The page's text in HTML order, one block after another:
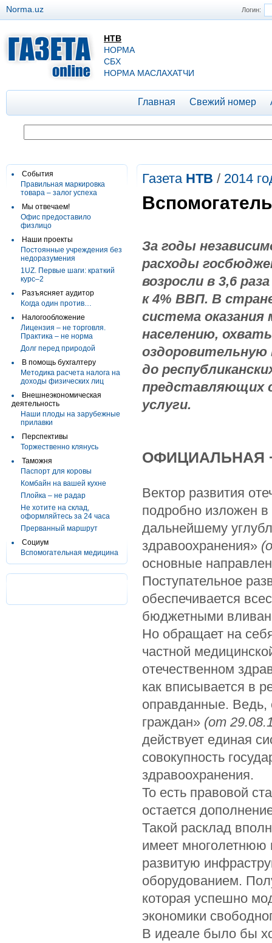
Логин:
Norma.uz
НТВ
НОРМА
СБХ
НОРМА МАСЛАХАТЧИ
Главная Свежий номер
События
Правильная маркировка
товара – залог успеха
Мы отвечаем!
Офис предоставило
физлицо
Наши проекты
Постоянные учреждения без
недоразумения
1UZ. Первые шаги: краткий
курс–2
Разъясняет аудитор
Когда один против…
Налогообложение
Лицензия – не торговля.
Практика – не норма
Долг перед природой
В помощь бухгалтеру
Методика расчета налога на
доходы физических лиц
Внешнеэкономическая
деятельность
Наши плоды на зарубежные
прилавки
Перспективы
Торжественно клянусь
Таможня
Паспорт для коровы
Комбайн на вашей кухне
Плойка – не радар
Не хотите на склад,
оформляйтесь за 24 часа
Прерванный маршрут
Социум
Вспомогательная медицина
Газета НТВ / 2014
За годы
расходы
возросли в 3,6
к 4% ВВП. В
система
населению,
оздоровительную
до
представляющих
услуги.
ОФИЦИАЛЬНАЯ
Вектор развития
подробно изложен
дальнейшему
здравоохранения»
основные
Поступательное
обеспечивается
бюджетными
Но обращает на
частной
отечественном
как вписывается в
оправданные. Ведь,
граждан» (от
действует единая
совокупность
здравоохранения.
То есть правовой
остается
Такой расклад
имеет многолетнюю
развитую
оборудованием.
которая успешно
экономики
В идеале было бы